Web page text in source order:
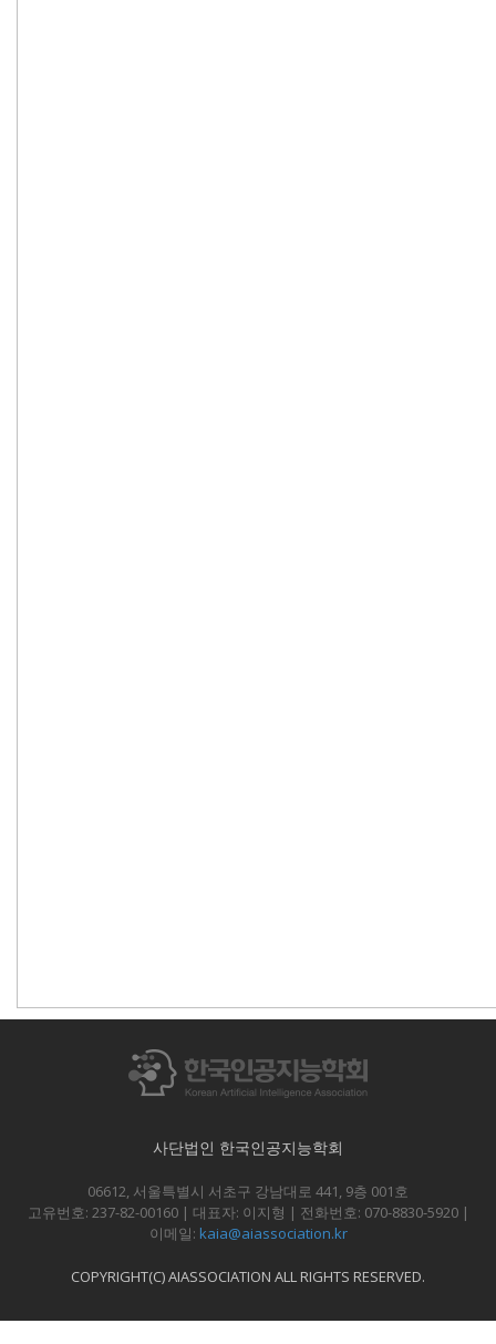
사단법인 한국인공지능학회
06612, 서울특별시 서초구 강남대로 441, 9층 001호
고유번호: 237-82-00160 | 대표자: 이지형 | 전화번호: 070-8830-5920 |
이메일: kaia@aiassociation.kr
COPYRIGHT(C) AIASSOCIATION ALL RIGHTS RESERVED.